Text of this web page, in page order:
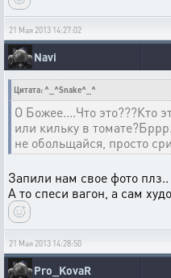
21 Мая 2013 14:27:02
Navi
Цитата: ^_^Snake^_^
О Божее....Что это???Кто
или кильку в
не обольщайся, просто
Запили нам свое фото плз..
А то спеси вагон, а сам
21 Мая 2013 14:28:50
Pro_KovaR